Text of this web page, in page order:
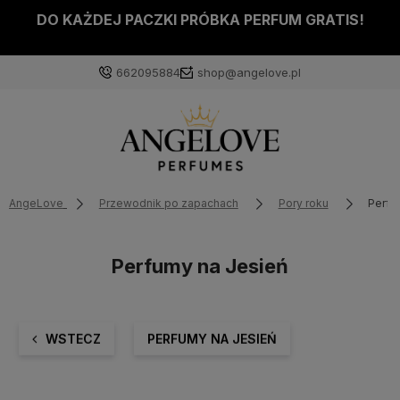
DO KAŻDEJ PACZKI PRÓBKA PERFUM GRATIS!
662095884 shop@angelove.pl
AngeLove Przewodnik po zapachach Pory roku
Perfumy na Jesień
WSTECZ PERFUMY NA JESIEŃ